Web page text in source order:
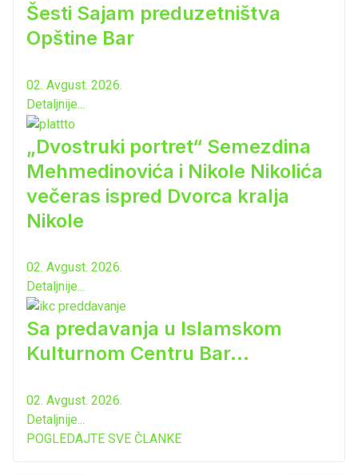
Šesti Sajam preduzetništva
Opštine Bar
02. Avgust. 2026.
Detaljnije...
„Dvostruki portret“ Semezdina
Mehmedinovića i Nikole Nikolića
večeras ispred Dvorca kralja
Nikole
02. Avgust. 2026.
Detaljnije...
Sa predavanja u Islamskom
Kulturnom Centru Bar...
02. Avgust. 2026.
Detaljnije...
POGLEDAJTE SVE ČLANKE